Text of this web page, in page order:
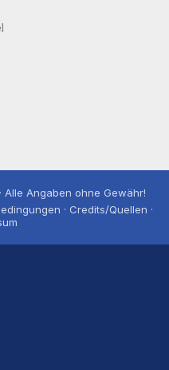
Alle Angaben ohne Gewähr!
· Credits/Quellen ·